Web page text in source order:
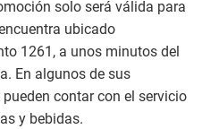
solo será válida para
ubicado
1261, a unos minutos del
En algunos de sus
contar con el servicio
y bebidas.